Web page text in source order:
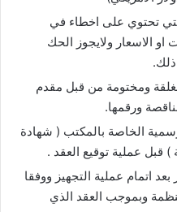
تحتوي على اخطاء في
او الاسعار ولايجوز الحك
ومختومة من قبل مقدم
ورقمها.
الخاصة بالمكتب ( شهادة
) قبل عملية توقيع العقد .
بعد اتمام عملية التجهيز ووفقا
وبموجب العقد الذي